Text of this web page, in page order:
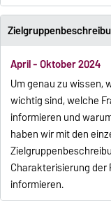
April - Oktober 2024
Um genau zu wissen,
wichtig sind, welche
informieren und
haben wir mit den
Charakterisierung der
informieren.